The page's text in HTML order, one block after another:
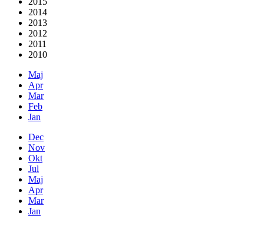
2014
2013
2012
2011
2010
Maj
Apr
Mar
Feb
Jan
Dec
Nov
Okt
Jul
Maj
Apr
Mar
Jan